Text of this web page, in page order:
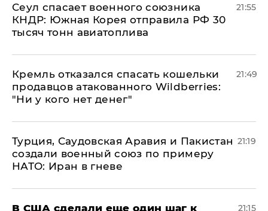
​Сеул спасает военного союзника
КНДР: Южная Корея отправила РФ 30
тысяч тонн авиатоплива
21:55
Кремль отказался спасать кошельки
продавцов атакованного Wildberries:
"Ни у кого нет денег"
21:49
Турция, Саудовская Аравия и Пакистан
создали военный союз по примеру
НАТО: Иран в гневе
21:19
В США сделали еще один шаг к
21:15